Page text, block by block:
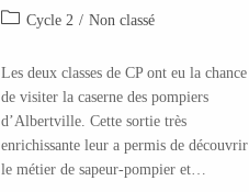
Cycle 2 / Non classé
Les deux classes de CP ont eu la chance
de visiter la caserne des pompiers
d’Albertville. Cette sortie très
enrichissante leur a permis de découvrir
le métier de sapeur-pompier et…